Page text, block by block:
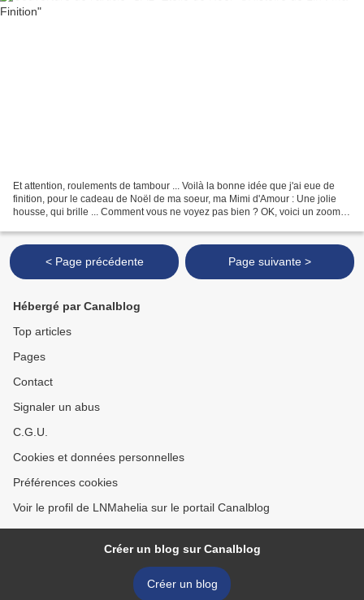
Et attention, roulements de tambour ... Voilà la bonne idée que j'ai eue de
finition, pour le cadeau de Noël de ma soeur, ma Mimi d'Amour : Une jolie
housse, qui brille ... Comment vous ne voyez pas bien ? OK, voici un zoom
< Page précédente Page suivante >
Hébergé par Canalblog
Top articles
Pages
Contact
Signaler un abus
C.G.U.
Cookies et données personnelles
Préférences cookies
Voir le profil de LNMahelia sur le portail Canalblog
Créer un blog sur Canalblog
Créer un blog